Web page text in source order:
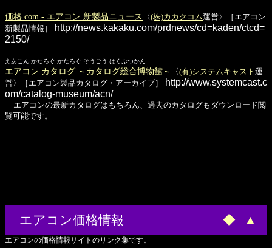
価格.com - エアコン 新製品ニュース 〈(株)カカクコム運営〉［エアコン
新製品情報］
http://news.kakaku.com/prdnews/cd=kaden/ctcd=
2150/
えあこん かたろぐ かたろぐ そうごう はくぶつかん
エアコン カタログ ～カタログ総合博物館～ 〈(有)システムキャスト 運
営〉［エアコン製品カタログ・アーカイブ］
http://www.systemcast.c
om/catalog-museum/acn/
エアコンの最新カタログはもちろん、過去のカタログもダウンロード閲
覧可能です。
エアコン価格情報 ◆ ▲
エアコンの価格情報サイトのリンク集です。